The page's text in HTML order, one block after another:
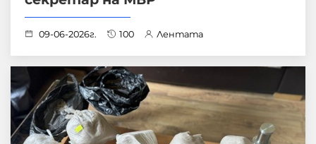
09-06-2026г. 100 Лентата